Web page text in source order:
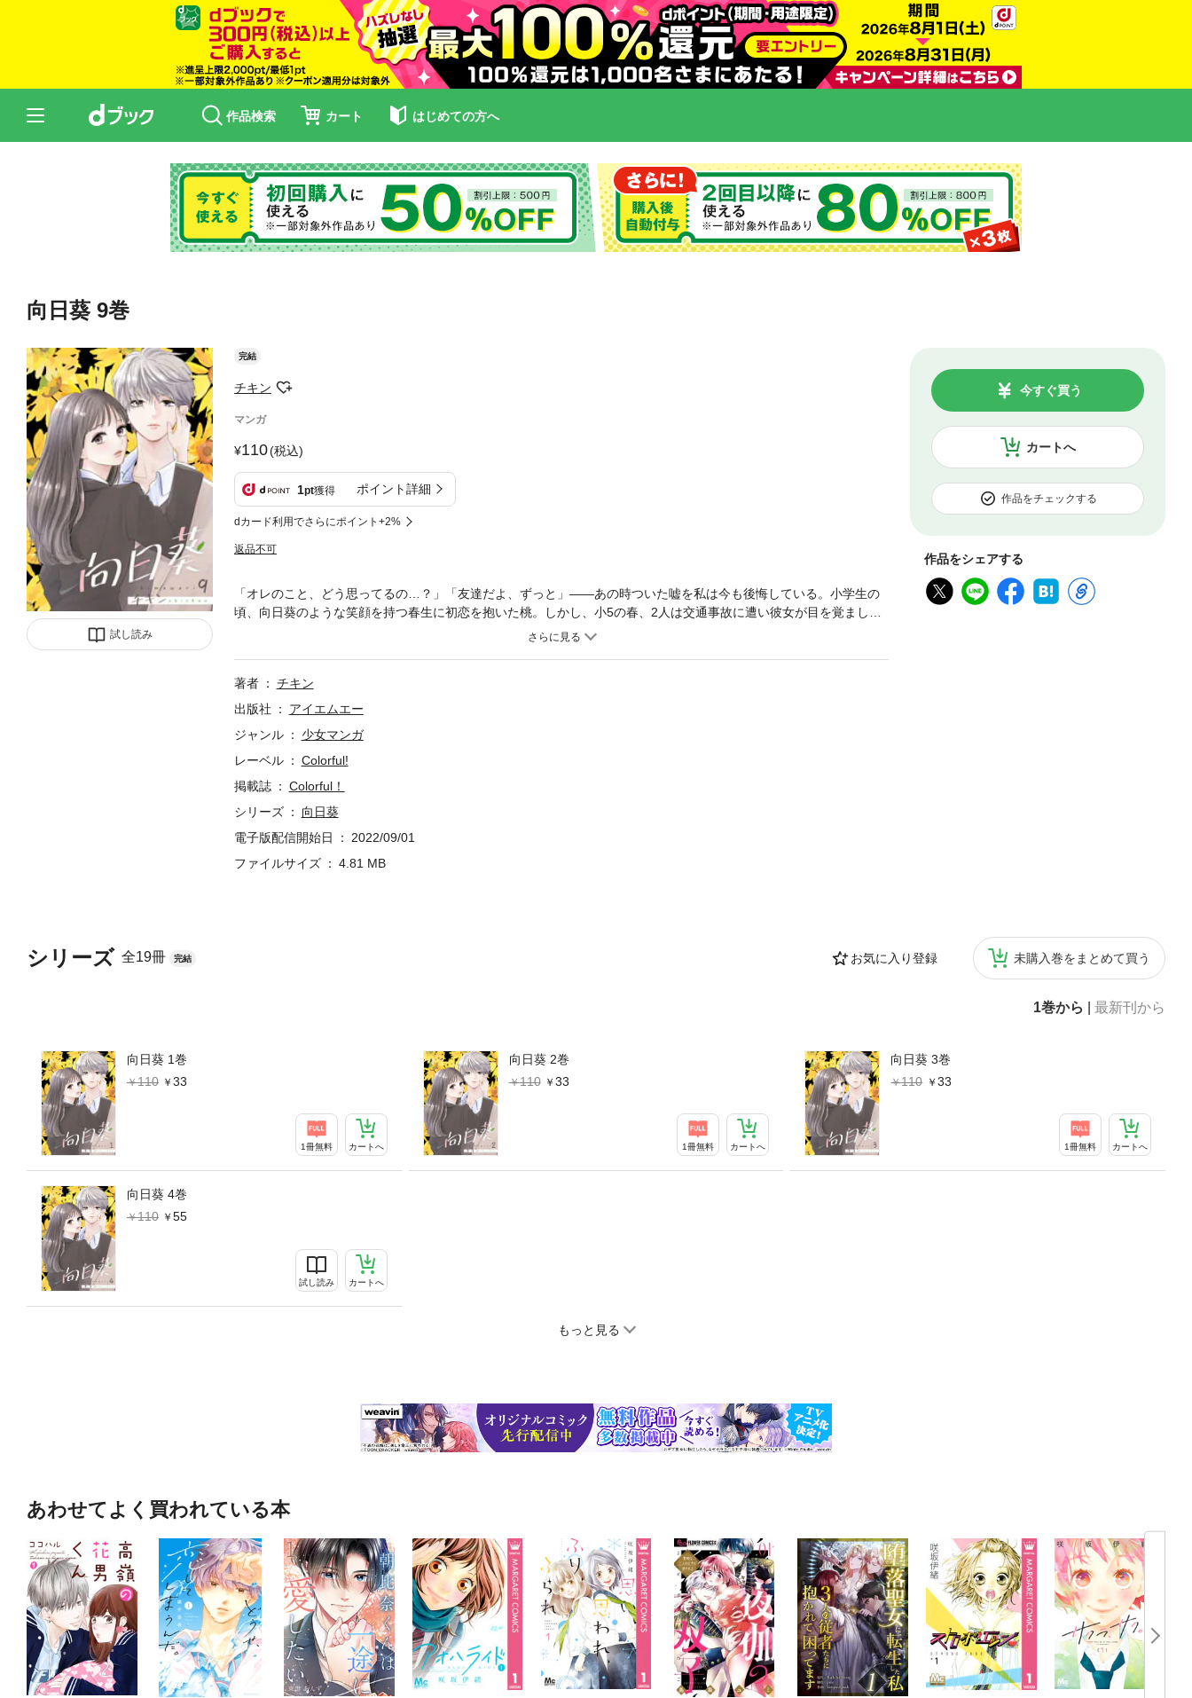
作品検索 カート はじめての方へ
向日葵 9巻
試し読み
完結
チキン
マンガ
110(税込)
1pt獲得 ポイント詳細
dカード利用でさらにポイント+2%
返品不可
カートへ
今すぐ買う
作品をチェックする
作品をシェアする
シリーズ 全19冊 完結 お気に入り登録 未購入巻をまとめて買う
1巻から 最新刊から
向日葵 1巻
110
33
1冊無料 カートへ
向日葵 2巻
110
33
1冊無料 カートへ
向日葵 3巻
110
33
1冊無料 カートへ
向日葵 4巻
110
55
試し読み カートへ
もっと見る
「オレのこと、どう思ってるの…？」「友達だよ、ずっと」――あの時ついた嘘を私は今も後悔している。小学生の
頃、向日葵のような笑顔を持つ春生に初恋を抱いた桃。しかし、小5の春、2人は交通事故に遭い彼女が目を覚ました
時には彼は姿を消していた。そして4年後、高校生になったある日、彼の面影を持つ同級生と偶然再会し心が激しく揺
著者
チキン
出版社
アイエムエー
ジャンル
少女マンガ
レーベル
Colorful!
掲載誌
Colorful！
シリーズ
向日葵
電子版配信開始日
2022/09/01
ファイルサイズ
4.81 MB
あわせてよく買われている本